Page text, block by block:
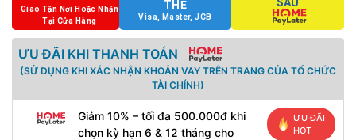
Giao Tận Nơi Hoặc Nhận
Tại Cửa Hàng
THẺ
Visa, Master, JCB
SAU
ƯU ĐÃI KHI THANH TOÁN
(SỬ DỤNG KHI XÁC NHẬN KHOẢN VAY TRÊN TRANG CỦA TỔ CHỨC
TÀI CHÍNH)
Giảm 10% – tối đa 500.000đ khi
chọn kỳ hạn 6 & 12 tháng cho
ƯU ĐÃI
HOT